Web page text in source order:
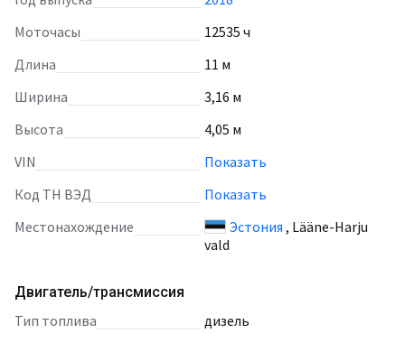
Моточасы
12535 ч
Длина
11 м
Ширина
3,16 м
Высота
4,05 м
VIN
Показать
Код ТН ВЭД
Показать
Местонахождение
Эстония , Lääne-Harju
vald
Двигатель/трансмиссия
тип топлива
дизель